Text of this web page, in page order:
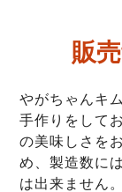
販
やがちゃんキ
手作りをして
の美味しさを
め、製造数に
は出来ません